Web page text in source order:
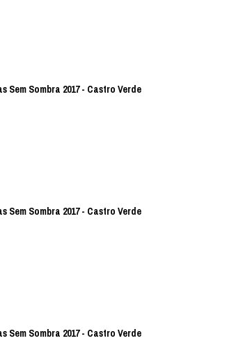
Sem Sombra 2017 - Castro Verde
Sem Sombra 2017 - Castro Verde
Sem Sombra 2017 - Castro Verde